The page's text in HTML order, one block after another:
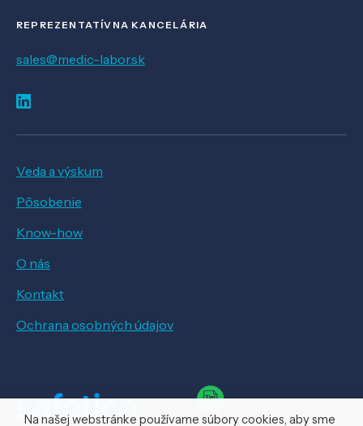
REPREZENTATÍVNA KANCELÁRIA
sales@medic-labor.sk
Veda a výskum
Pôsobenie
Know-how
O nás
Kontakt
Ochrana osobných údajov
Na našej webstránke používame súbory cookies, aby sme